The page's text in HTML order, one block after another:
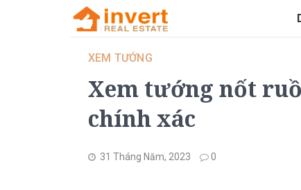
XEM TƯỚNG
Xem tướng nốt
chính xác
31 Tháng Năm, 2023 0